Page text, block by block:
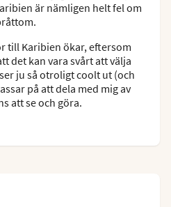
är nämligen helt fel om
till Karibien ökar, eftersom
det kan vara svårt att välja
ju så otroligt coolt ut (och
på att dela med mig av
att se och göra.